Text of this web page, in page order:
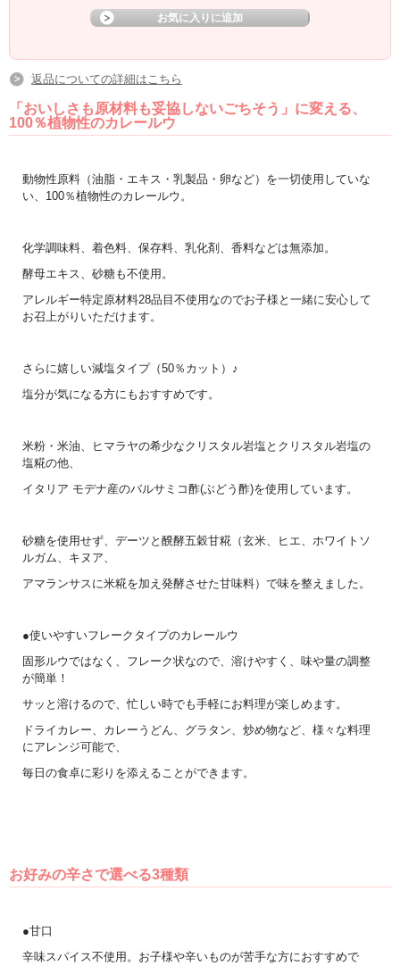
返品についての詳細はこちら
「おいしさも原材料も妥協しないごちそう」に変える、
100％植物性のカレールウ
動物性原料（油脂・エキス・乳製品・卵など）を一切使用していな
い、100％植物性のカレールウ。
化学調味料、着色料、保存料、乳化剤、香料などは無添加。
酵母エキス、砂糖も不使用。
アレルギー特定原材料28品目不使用なのでお子様と一緒に安心して
お召上がりいただけます。
さらに嬉しい減塩タイプ（50％カット）♪
塩分が気になる方にもおすすめです。
米粉・米油、ヒマラヤの希少なクリスタル岩塩とクリスタル岩塩の
塩糀の他、
イタリア モデナ産のバルサミコ酢(ぶどう酢)を使用しています。
砂糖を使用せず、デーツと醗酵五穀甘糀（玄米、ヒエ、ホワイトソ
ルガム、キヌア、
アマランサスに米糀を加え発酵させた甘味料）で味を整えました。
●使いやすいフレークタイプのカレールウ
固形ルウではなく、フレーク状なので、溶けやすく、味や量の調整
が簡単！
サッと溶けるので、忙しい時でも手軽にお料理が楽しめます。
ドライカレー、カレーうどん、グラタン、炒め物など、様々な料理
にアレンジ可能で、
毎日の食卓に彩りを添えることができます。
お好みの辛さで選べる3種類
●甘口
辛味スパイス不使用。お子様や辛いものが苦手な方におすすめで